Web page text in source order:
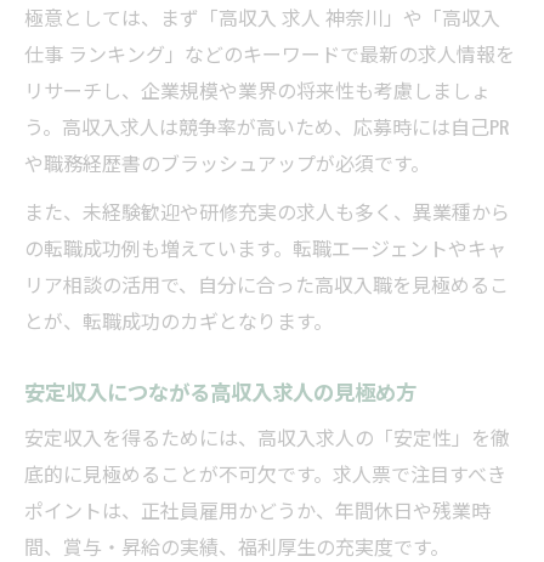
高収入求人を軸にした神奈川県の戦略的転
高収入を実現するキャリア形成のステップ
神奈川県で高収入を目指す求人の見極め方
高収入を実現する企業選びの重要ポイント
高収入求人情報を活用したキャリアアップ
術
極意としては、まず「高収入 求人 神奈川」や「高収入
仕事 ランキング」などのキーワードで最新の求人情報を
リサーチし、企業規模や業界の将来性も考慮しましょ
う。高収入求人は競争率が高いため、応募時には自己PR
や職務経歴書のブラッシュアップが必須です。
また、未経験歓迎や研修充実の求人も多く、異業種から
の転職成功例も増えています。転職エージェントやキャ
リア相談の活用で、自分に合った高収入職を見極めるこ
とが、転職成功のカギとなります。
安定収入につながる高収入求人の見極め方
安定収入を得るためには、高収入求人の「安定性」を徹
底的に見極めることが不可欠です。求人票で注目すべき
ポイントは、正社員雇用かどうか、年間休日や残業時
間、賞与・昇給の実績、福利厚生の充実度です。